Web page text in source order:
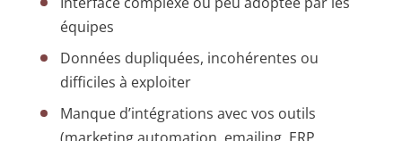
équipes
Données dupliquées, incohérentes ou
difficiles à exploiter
Manque d’intégrations avec vos outils